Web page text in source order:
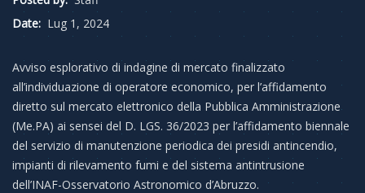
Date: Lug 1, 2024
Avviso esplorativo di indagine di mercato finalizzato
all’individuazione di operatore economico, per l’affidamento
diretto sul mercato elettronico della Pubblica Amministrazione
(Me.PA) ai sensei del D. LGS. 36/2023 per l’affidamento biennale
del servizio di manutenzione periodica dei presidi antincendio,
impianti di rilevamento fumi e del sistema antintrusione
dell’INAF-Osservatorio Astronomico d’Abruzzo.